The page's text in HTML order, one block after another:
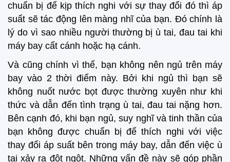
chuẩn bị để kịp thích nghi với sự thay đổi đó thì áp
suất sẽ tác động lên màng nhĩ của bạn. Đó chính là
lý do vì sao nhiều người thường bị ù tai, đau tai khi
máy bay cất cánh hoặc hạ cánh.
Và cũng chính vì thế, bạn không nên ngủ trên máy
bay vào 2 thời điểm này. Bởi khi ngủ thì bạn sẽ
không nuốt nước bọt được thường xuyên như khi
thức và dẫn đến tình trạng ù tai, đau tai nặng hơn.
Bên cạnh đó, khi bạn ngủ, suy nghĩ và tinh thần của
bạn không được chuẩn bị để thích nghi với việc
thay đổi áp suất bên trong máy bay, dẫn đến việc ù
tai xảy ra đột ngột. Những vấn đề này sẽ góp phần